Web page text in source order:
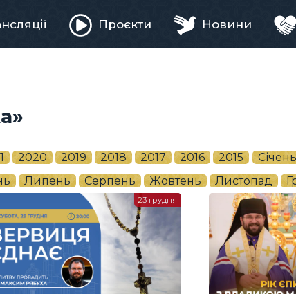
Проєкти Новини
2020 2019 2018 2017 2016 2015 Січень
Липень Серпень Жовтень Листопад
23 грудня